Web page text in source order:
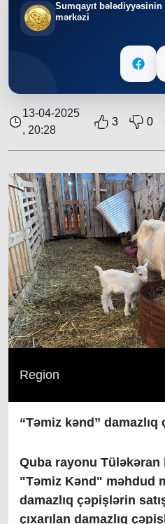
Sumqayıt bələdiyyəsinin
mərkəzi
13-04-2025
, 20:28
3 0
Region
“Təmiz kənd” damazlıq
Quba rayonu
"Təmiz Kənd" məhdud
damazlıq çəpişlərin
çıxarılan damazlıq